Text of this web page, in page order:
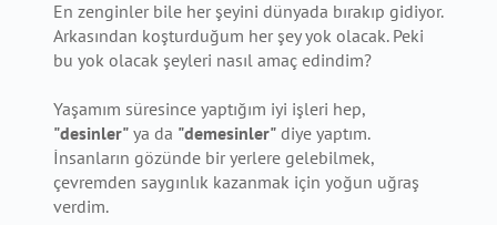
En zenginler bile her şeyini dünyada bırakıp gidiyor.
Arkasından koşturduğum her şey yok olacak. Peki
bu yok olacak şeyleri nasıl amaç edindim?
Yaşamım süresince yaptığım iyi işleri hep,
"desinler" ya da "demesinler" diye yaptım.
İnsanların gözünde bir yerlere gelebilmek,
çevremden saygınlık kazanmak için yoğun uğraş
verdim.